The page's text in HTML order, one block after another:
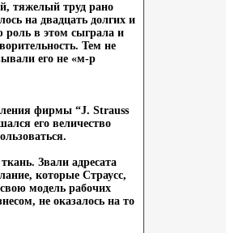
тяжелый труд рано
на двадцать долгих и
роль в этом сыграла и
Тем не
его не «м-р
фирмы “J. Strauss
его величество
Звали адресата
которые Страусс,
модель рабочих
не оказалось на то